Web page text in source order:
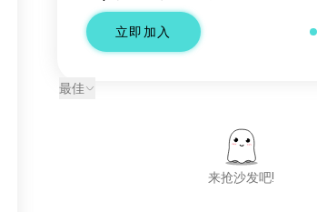
立即加入
最佳
来抢沙发吧!